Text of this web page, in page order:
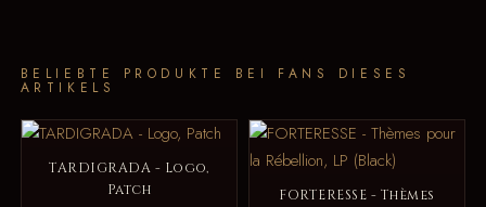
BELIEBTE PRODUKTE BEI FANS DIESES
ARTIKELS
TARDIGRADA - Logo,
Patch
FORTERESSE - Thèmes